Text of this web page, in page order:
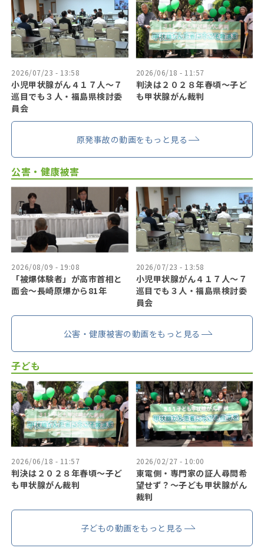
2026/07/23 - 13:58
小児甲状腺がん４１７人〜７
巡目でも３人・福島県検討委
員会
2026/06/18 - 11:57
判決は２０２８年春頃〜子ど
も甲状腺がん裁判
原発事故の動画をもっと見る
公害・健康被害
2026/08/09 - 19:08
「被爆体験者」が高市首相と
面会～長崎原爆から81年
2026/07/23 - 13:58
小児甲状腺がん４１７人〜７
巡目でも３人・福島県検討委
員会
公害・健康被害の動画をもっと見る
子ども
2026/06/18 - 11:57
判決は２０２８年春頃〜子ど
も甲状腺がん裁判
2026/02/27 - 10:00
東電側・専門家の証人尋問希
望せず？〜子ども甲状腺がん
裁判
子どもの動画をもっと見る